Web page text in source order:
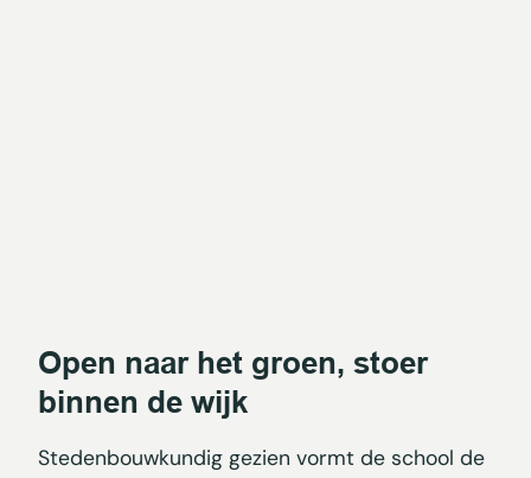
Open naar het groen, stoer
binnen de wijk
Stedenbouwkundig gezien vormt de school de